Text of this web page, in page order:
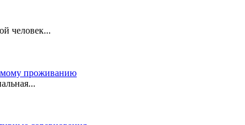
человек...
проживанию